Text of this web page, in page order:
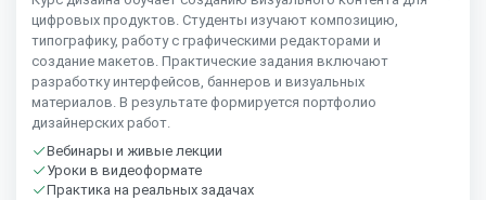
цифровых продуктов. Студенты изучают композицию,
типографику, работу с графическими редакторами и
создание макетов. Практические задания включают
разработку интерфейсов, баннеров и визуальных
материалов. В результате формируется портфолио
дизайнерских работ.
Вебинары и живые лекции
Уроки в видеоформате
Практика на реальных задачах